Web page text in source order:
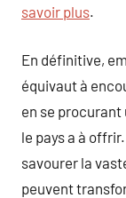
savoir plus.
En définitive,
équivaut à
en se procurant
le pays a à
savourer la
peuvent